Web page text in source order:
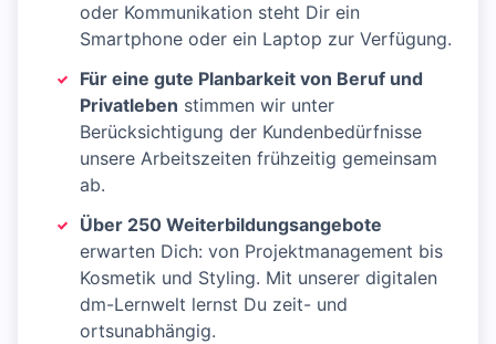
oder Kommunikation steht Dir ein
Smartphone oder ein Laptop zur Verfügung.
Für eine gute Planbarkeit von Beruf und
Privatleben stimmen wir unter
Berücksichtigung der Kundenbedürfnisse
unsere Arbeitszeiten frühzeitig gemeinsam
ab.
Über 250 Weiterbildungsangebote
erwarten Dich: von Projektmanagement bis
Kosmetik und Styling. Mit unserer digitalen
dm-Lernwelt lernst Du zeit- und
ortsunabhängig.